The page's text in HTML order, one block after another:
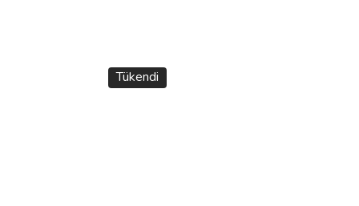
Ürün fiyatı diğer sitelerden daha pahalı.
Bu ürüne benzer farklı alternatifler olmalı.
Tükendi